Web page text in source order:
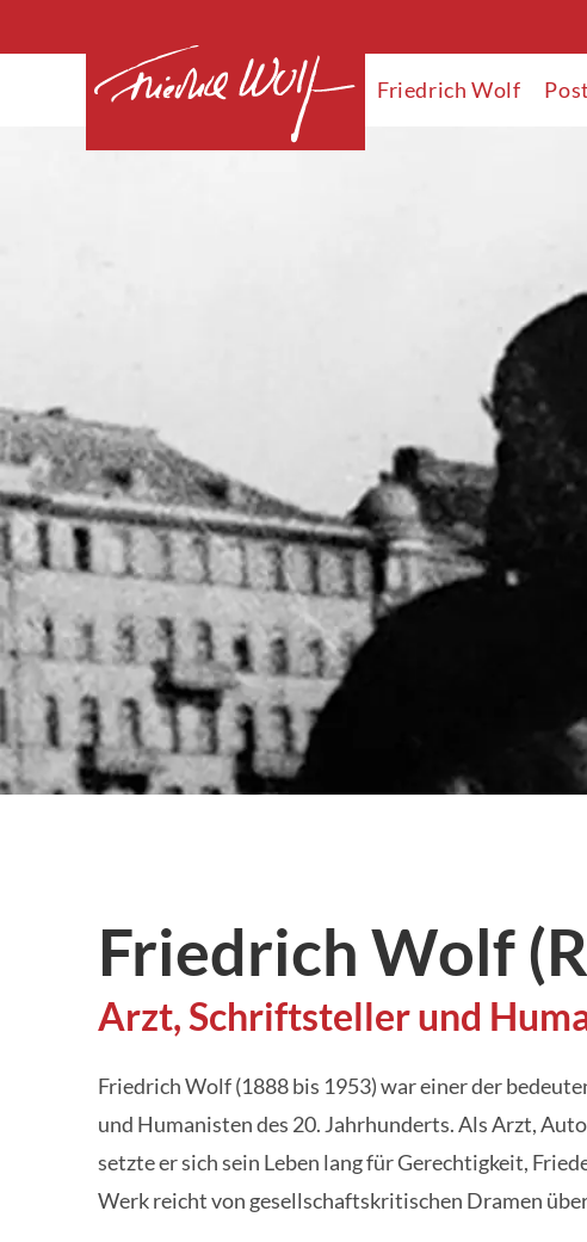
Friedrich Wolf Post
Friedrich Wolf
Arzt, Schriftsteller und
Friedrich Wolf (1888 bis 1953) war einer der
und Humanisten des 20. Jahrhunderts. Als Arzt,
setzte er sich sein Leben lang für Gerechtigkeit,
Werk reicht von gesellschaftskritischen Dramen